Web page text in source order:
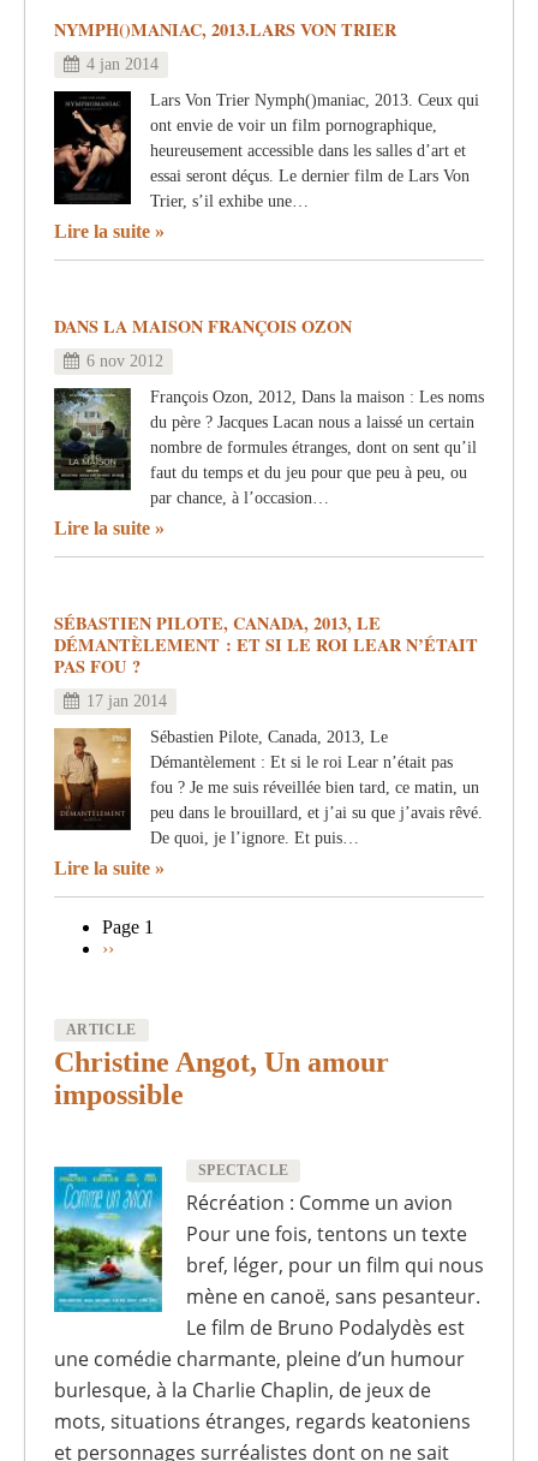
NYMPH()MANIAC, 2013.LARS VON TRIER
4 jan 2014
Lars Von Trier Nymph()maniac, 2013. Ceux qui
ont envie de voir un film pornographique,
heureusement accessible dans les salles d’art et
essai seront déçus. Le dernier film de Lars Von
Trier, s’il exhibe une…
Lire la suite
DANS LA MAISON FRANÇOIS OZON
6 nov 2012
François Ozon, 2012, Dans la maison : Les noms
du père ? Jacques Lacan nous a laissé un certain
nombre de formules étranges, dont on sent qu’il
faut du temps et du jeu pour que peu à peu, ou
par chance, à l’occasion…
Lire la suite
SÉBASTIEN PILOTE, CANADA, 2013, LE
DÉMANTÈLEMENT : ET SI LE ROI LEAR N’ÉTAIT
PAS FOU ?
17 jan 2014
Sébastien Pilote, Canada, 2013, Le
Démantèlement : Et si le roi Lear n’était pas
fou ? Je me suis réveillée bien tard, ce matin, un
peu dans le brouillard, et j’ai su que j’avais rêvé.
De quoi, je l’ignore. Et puis…
Lire la suite
Pagination
Page 1
Page
››
ARTICLE
Christine Angot, Un amour
impossible
SPECTACLE
Récréation : Comme un avion
Pour une fois, tentons un texte
bref, léger, pour un film qui nous
mène en canoë, sans pesanteur.
Le film de Bruno Podalydès est
une comédie charmante, pleine d’un humour
burlesque, à la Charlie Chaplin, de jeux de
mots, situations étranges, regards keatoniens
et personnages surréalistes dont on ne sait